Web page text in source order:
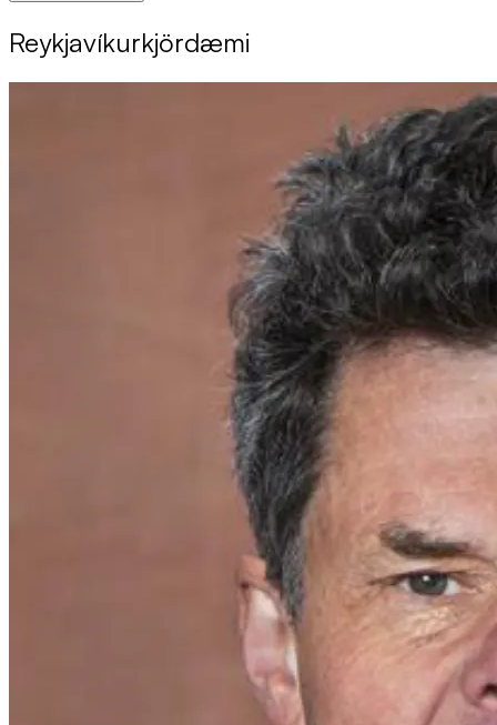
Reykja­vík­ur­kjör­dæmi